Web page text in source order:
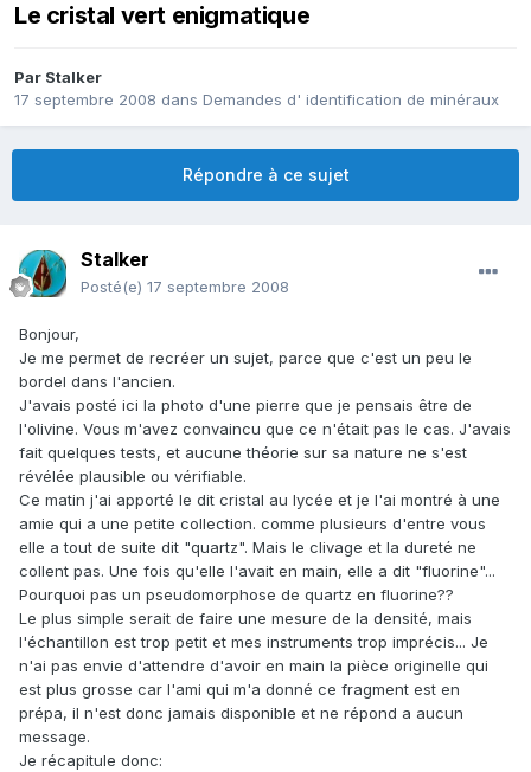
Le cristal vert enigmatique
Par Stalker
17 septembre 2008 dans Demandes d' identification de minéraux
Répondre à ce sujet
Stalker
Posté(e) 17 septembre 2008
Bonjour,
Je me permet de recréer un sujet, parce que c'est un peu le
bordel dans l'ancien.
J'avais posté ici la photo d'une pierre que je pensais être de
l'olivine. Vous m'avez convaincu que ce n'était pas le cas. J'avais
fait quelques tests, et aucune théorie sur sa nature ne s'est
révélée plausible ou vérifiable.
Ce matin j'ai apporté le dit cristal au lycée et je l'ai montré à une
amie qui a une petite collection. comme plusieurs d'entre vous
elle a tout de suite dit "quartz". Mais le clivage et la dureté ne
collent pas. Une fois qu'elle l'avait en main, elle a dit "fluorine"...
Pourquoi pas un pseudomorphose de quartz en fluorine??
Le plus simple serait de faire une mesure de la densité, mais
l'échantillon est trop petit et mes instruments trop imprécis... Je
n'ai pas envie d'attendre d'avoir en main la pièce originelle qui
est plus grosse car l'ami qui m'a donné ce fragment est en
prépa, il n'est donc jamais disponible et ne répond a aucun
message.
Je récapitule donc: